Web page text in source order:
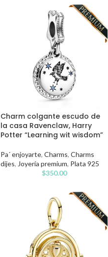
Charm colgante escudo de
la casa Ravenclaw, Harry
Potter “Learning wit wisdom”
Pa´ enjoyarte, Charms, Charms
dijes, Joyería premium, Plata 925
$350.00